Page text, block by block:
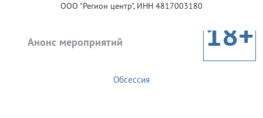
ООО "Регион центр", ИНН 4817003180
Анонс мероприятий 18+
Обсессия